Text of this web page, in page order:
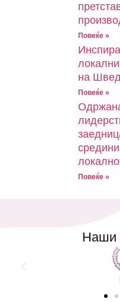
Повеќе »
на
Повеќе »
Повеќе »
Наши